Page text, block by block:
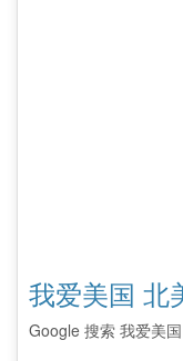
我爱美国 北
Google 搜索 我爱美